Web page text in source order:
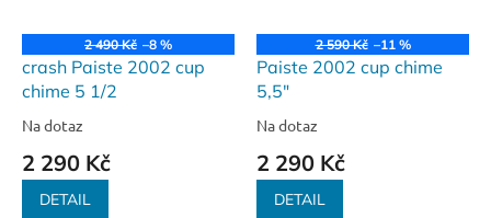
2 490 Kč –8 %
crash Paiste 2002 cup
chime 5 1/2
Na dotaz
2 290 Kč
DETAIL
2 590 Kč –11 %
Paiste 2002 cup chime
5,5"
Na dotaz
2 290 Kč
DETAIL